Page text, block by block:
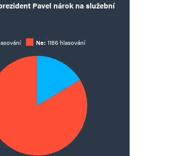
Pavel nárok na služební
Ne: 1186 hlasování